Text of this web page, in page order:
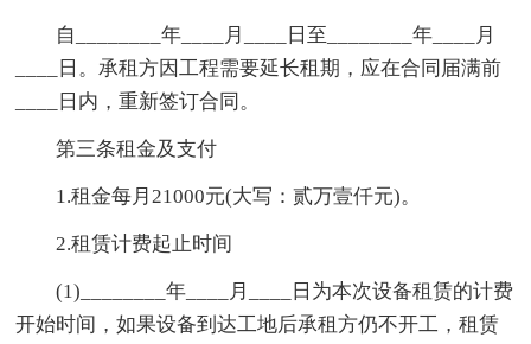
自________年____月____日至________年____月
____日。承租方因工程需要延长租期，应在合同届满前
____日内，重新签订合同。
第三条租金及支付
1.租金每月21000元(大写：贰万壹仟元)。
2.租赁计费起止时间
(1)________年____月____日为本次设备租赁的计费
开始时间，如果设备到达工地后承租方仍不开工，租赁